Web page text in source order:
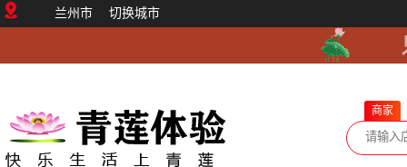
兰州市 切换城市
商家